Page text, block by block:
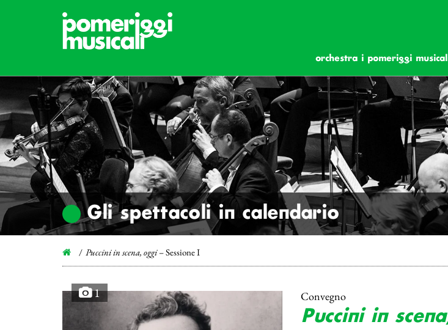
orchestra i pomeriggi
Gli spettacoli in calendario
Puccini in scena, oggi– Sessione I
1 Convegno
Puccini in